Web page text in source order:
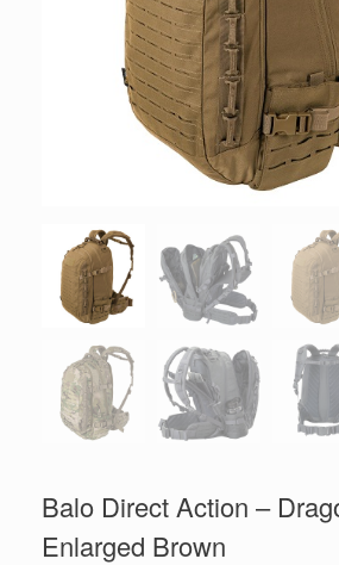
Balo Direct Action –
Enlarged Brown